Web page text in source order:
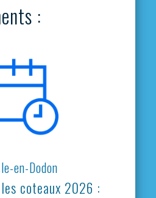
:
en-Dodon
les coteaux 2026 :